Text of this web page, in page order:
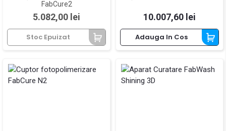
FabCure2
Pret
5.082,00 lei
Stoc Epuizat
Pret
10.007,60 lei
Adauga In Cos